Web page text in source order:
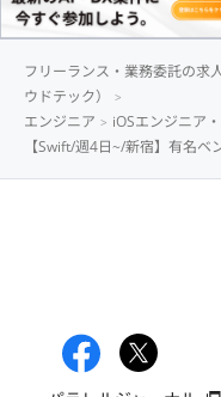
フリーランス・業務委託の求
ウドテック）
エンジニア
iOSエンジニア
【Swift/週4日~/新宿】有名